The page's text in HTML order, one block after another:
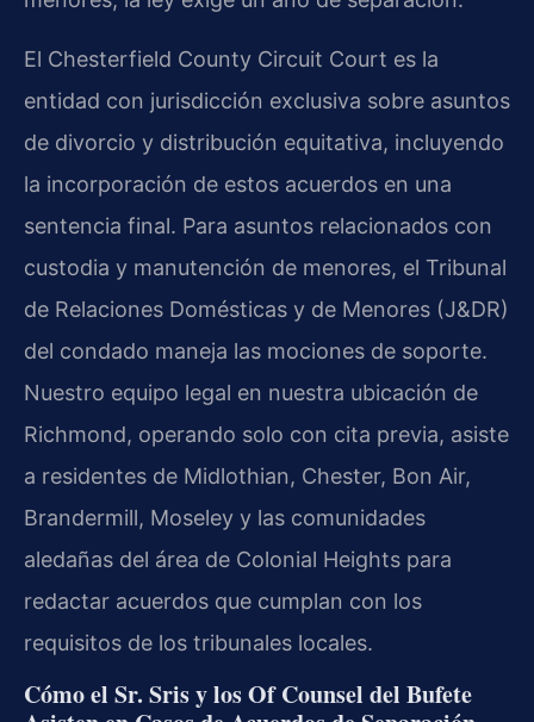
El Chesterfield County Circuit Court es la
entidad con jurisdicción exclusiva sobre asuntos
de divorcio y distribución equitativa, incluyendo
la incorporación de estos acuerdos en una
sentencia final. Para asuntos relacionados con
custodia y manutención de menores, el Tribunal
de Relaciones Domésticas y de Menores (J&DR)
del condado maneja las mociones de soporte.
Nuestro equipo legal en nuestra ubicación de
Richmond, operando solo con cita previa, asiste
a residentes de Midlothian, Chester, Bon Air,
Brandermill, Moseley y las comunidades
aledañas del área de Colonial Heights para
redactar acuerdos que cumplan con los
requisitos de los tribunales locales.
Cómo el Sr. Sris y los Of Counsel del Bufete